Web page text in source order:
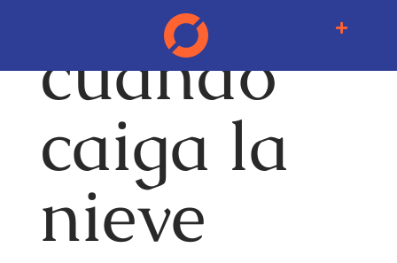
cuando
caiga la
nieve